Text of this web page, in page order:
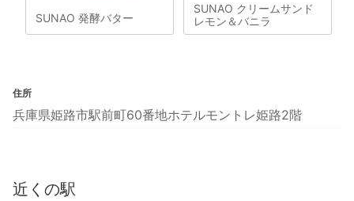
SUNAO 発酵バター
SUNAO クリームサンド
レモン＆バニラ
住所
兵庫県姫路市駅前町60番地ホテルモントレ姫路2階
近くの駅